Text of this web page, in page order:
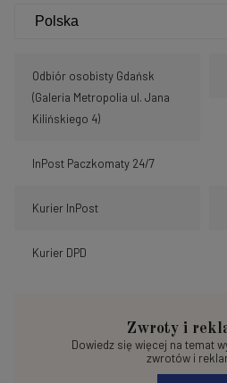
Odbiór osobisty Gdańsk
(Galeria Metropolia ul. Jana
Kilińskiego 4)
InPost Paczkomaty 24/7
Kurier InPost
Kurier DPD
Zwroty i
Dowiedz się więcej na temat
zwrotów i